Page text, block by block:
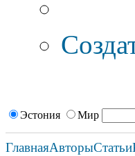
Эстония Мир
ГлавнаяАвторыСтатьи